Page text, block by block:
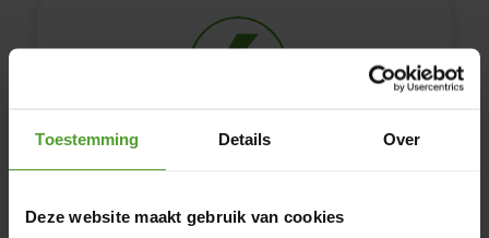
Toestemming Details Over
Deze website maakt gebruik van cookies
Ik gebruik enkel